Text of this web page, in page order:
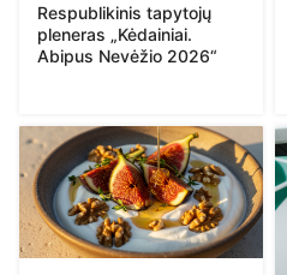
Respublikinis tapytojų
pleneras „Kėdainiai.
Abipus Nevėžio 2026“